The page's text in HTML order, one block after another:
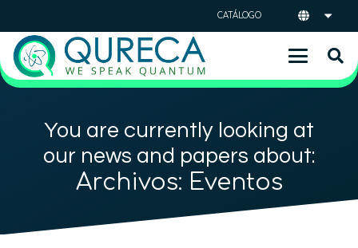
CATÁLOGO
You are currently looking at
our news and papers about:
Archivos: Eventos